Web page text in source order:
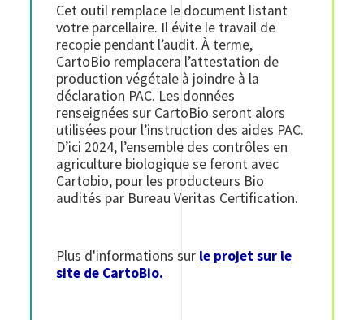
Cet outil remplace le document listant
votre parcellaire. Il évite le travail de
recopie pendant l’audit. À terme,
CartoBio remplacera l’attestation de
production végétale à joindre à la
déclaration PAC. Les données
renseignées sur CartoBio seront alors
utilisées pour l’instruction des aides PAC.
D’ici 2024, l’ensemble des contrôles en
agriculture biologique se feront avec
Cartobio, pour les producteurs Bio
audités par Bureau Veritas Certification.
Plus d'informations sur le projet sur le
site de CartoBio.